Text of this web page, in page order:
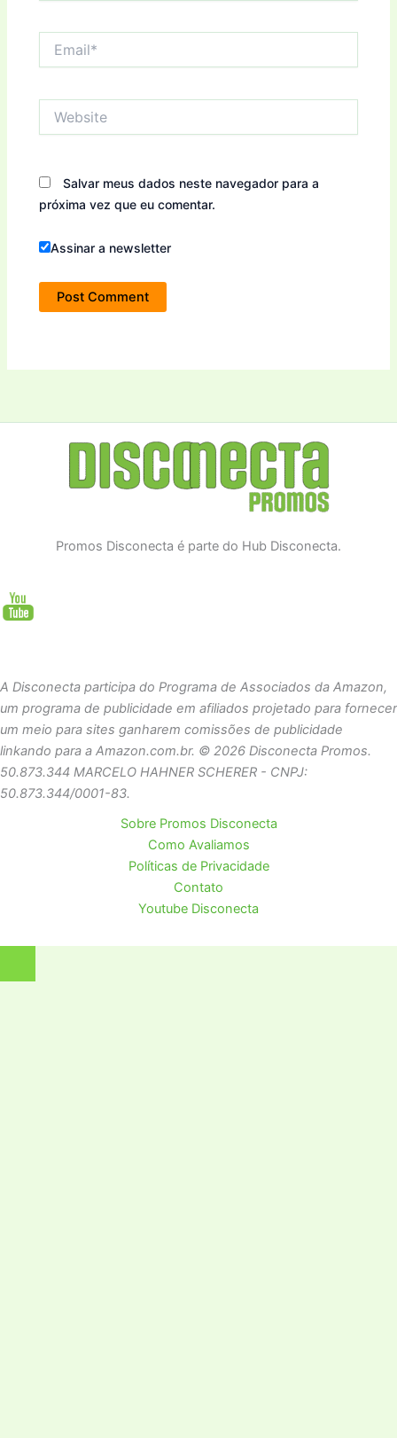
Salvar meus dados neste navegador para a
próxima vez que eu comentar.
Assinar a newsletter
Promos Disconecta é parte do Hub Disconecta.
A Disconecta participa do Programa de Associados da Amazon,
um programa de publicidade em afiliados projetado para fornecer
um meio para sites ganharem comissões de publicidade
linkando para a Amazon.com.br. © 2026 Disconecta Promos.
50.873.344 MARCELO HAHNER SCHERER - CNPJ:
50.873.344/0001-83.
Sobre Promos Disconecta
Como Avaliamos
Políticas de Privacidade
Contato
Youtube Disconecta